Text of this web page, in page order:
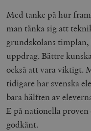
Med tanke på hur
man tänka sig att
grundskolans
uppdrag. Bättre
också att vara viktigt.
tidigare har svenska
bara hälften av
E på nationella
godkänt.